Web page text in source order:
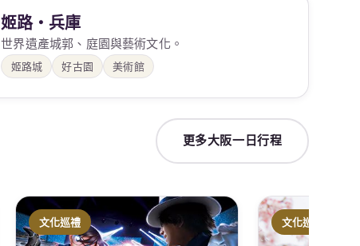
姬路・兵庫
世界遺產城郭、庭園與藝術文化。
姬路城 好古園 美術館
更多大阪一日行程
文化巡禮 文化巡禮